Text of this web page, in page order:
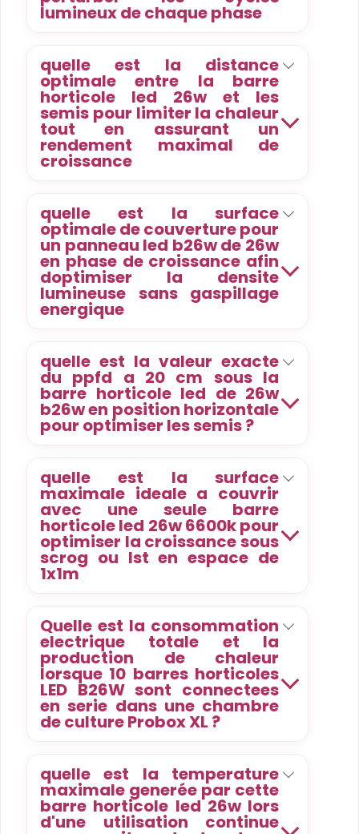
lumineux de chaque phase
quelle est la distance
optimale entre la barre
horticole led 26w et les
semis pour limiter la chaleur
tout en assurant un
rendement maximal de
croissance
quelle est la surface
optimale de couverture pour
un panneau led b26w de 26w
en phase de croissance afin
doptimiser la densite
lumineuse sans gaspillage
energique
quelle est la valeur exacte
du ppfd a 20 cm sous la
barre horticole led de 26w
b26w en position horizontale
pour optimiser les semis ?
quelle est la surface
maximale ideale a couvrir
avec une seule barre
horticole led 26w 6600k pour
optimiser la croissance sous
scrog ou lst en espace de
1x1m
Quelle est la consommation
electrique totale et la
production de chaleur
lorsque 10 barres horticoles
LED B26W sont connectees
en serie dans une chambre
de culture Probox XL ?
quelle est la temperature
maximale generée par cette
barre horticole led 26w lors
d'une utilisation continue